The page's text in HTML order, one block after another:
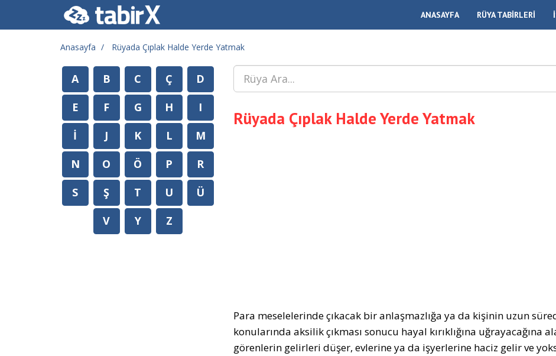
ANASAYFA RÜYA TABİRLERİ
Anasayfa Rüyada Çıplak Halde Yerde Yatmak
Rüyada Çıplak Halde Yerde Yatmak
Para meselelerinde çıkacak bir anlaşmazlığa ya da kişinin uzun
konularında aksilik çıkması sonucu hayal kırıklığına uğrayacağına
görenlerin gelirleri düşer, evlerine ya da işyerlerine haciz gelir ve
A B C Ç
D
E
F G H
I
İ
J K L
M
N
O Ö P
R
S
Ş T U
Ü
V
Y Z